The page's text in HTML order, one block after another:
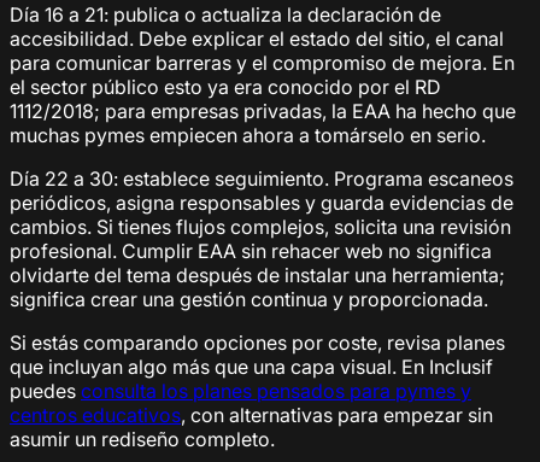
Día 16 a 21: publica o actualiza la declaración de
accesibilidad. Debe explicar el estado del sitio, el canal
para comunicar barreras y el compromiso de mejora. En
el sector público esto ya era conocido por el RD
1112/2018; para empresas privadas, la EAA ha hecho que
muchas pymes empiecen ahora a tomárselo en serio.
Día 22 a 30: establece seguimiento. Programa escaneos
periódicos, asigna responsables y guarda evidencias de
cambios. Si tienes flujos complejos, solicita una revisión
profesional. Cumplir EAA sin rehacer web no significa
olvidarte del tema después de instalar una herramienta;
significa crear una gestión continua y proporcionada.
Si estás comparando opciones por coste, revisa planes
que incluyan algo más que una capa visual. En Inclusif
puedes consulta los planes pensados para pymes y
centros educativos, con alternativas para empezar sin
asumir un rediseño completo.